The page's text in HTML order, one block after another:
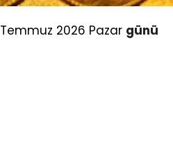
Temmuz 2026 Pazar günü